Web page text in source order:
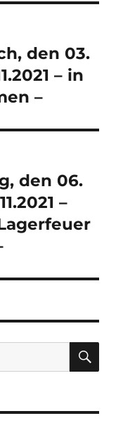
den 03.
– in
–
den 06.
–